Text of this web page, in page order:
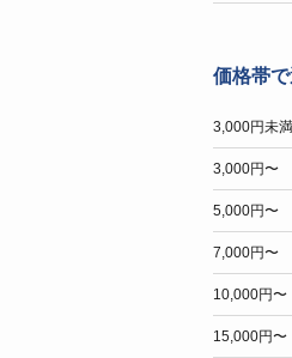
価格帯
3,000円未満
3,000円〜
5,000円〜
7,000円〜
10,000円〜
15,000円〜